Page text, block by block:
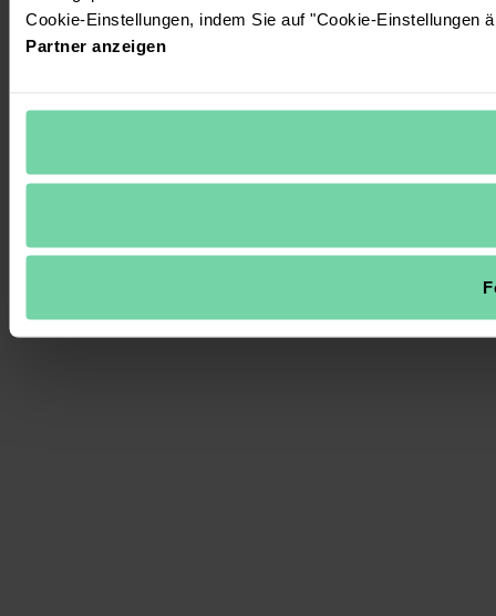
Cookie-Einstellungen, indem Sie auf "Cookie-Einstellungen
Partner anzeigen